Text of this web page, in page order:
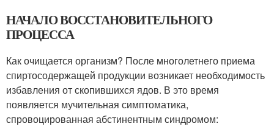
НАЧАЛО ВОССТАНОВИТЕЛЬНОГО
ПРОЦЕССА
Как очищается организм? После многолетнего приема
спиртосодержащей продукции возникает необходимость
избавления от скопившихся ядов. В это время
появляется мучительная симптоматика,
спровоцированная абстинентным синдромом: